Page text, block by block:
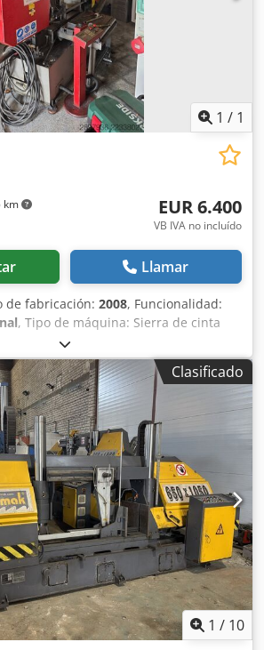
1 / 1
km EUR 6.400
VB IVA no incluído
Llamar
de fabricación: 2008, Funcionalidad:
, Tipo de máquina: Sierra de cinta
Csdpfszl Atnox Angerf Capacidad de
Ø 520 mm Dimensiones de la
modelo) Velocidad de la sierra de
continua o en varios niveles
de corriente alterna trifásica
la sierra Morsa hidráulica para
de refrigeración Cepillo para
Tensión mecánica de la sierra de
Clasificado
1 / 10